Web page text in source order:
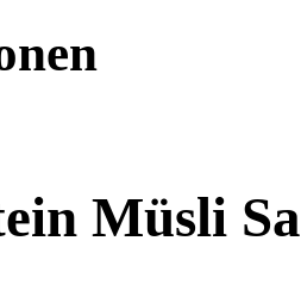
Müsli